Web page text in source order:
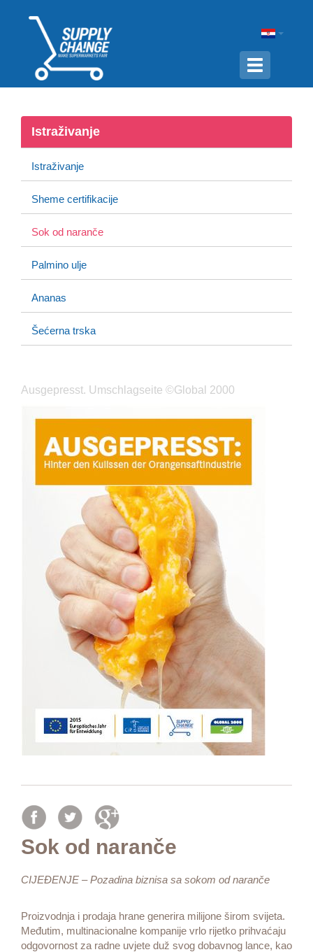
Navigation
ein-/
Istraživanje
Istraživanje
Sheme certifikacije
Sok od naranče
Palmino ulje
Ananas
Šećerna trska
Ausgepresst. Umschlagseite ©Global 2000
Sok od naranče
CIJEĐENJE – Pozadina biznisa sa sokom od naranče
Proizvodnja i prodaja hrane generira milijone širom svijeta.
Međutim, multinacionalne kompanije vrlo rijetko prihvaćaju
odgovornost za radne uvjete duž svog dobavnog lance, kao